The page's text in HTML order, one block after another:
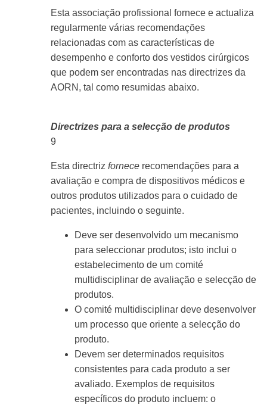
Esta associação profissional fornece e actualiza
regularmente várias recomendações
relacionadas com as características de
desempenho e conforto dos vestidos cirúrgicos
que podem ser encontradas nas directrizes da
AORN, tal como resumidas abaixo.
Directrizes para a selecção de produtos
9
Esta directriz fornece recomendações para a
avaliação e compra de dispositivos médicos e
outros produtos utilizados para o cuidado de
pacientes, incluindo o seguinte.
Deve ser desenvolvido um mecanismo
para seleccionar produtos; isto inclui o
estabelecimento de um comité
multidisciplinar de avaliação e selecção de
produtos.
O comité multidisciplinar deve desenvolver
um processo que oriente a selecção do
produto.
Devem ser determinados requisitos
consistentes para cada produto a ser
avaliado. Exemplos de requisitos
específicos do produto incluem: o